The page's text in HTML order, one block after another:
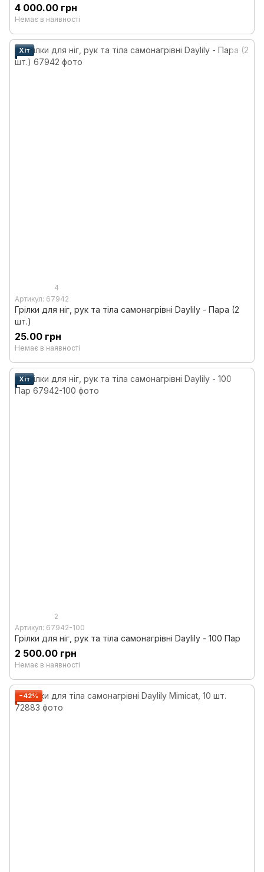
4 000.00 грн
Немає в наявності
Хіт
4
Артикул: 67942
Грілки для ніг, рук та тіла самонагрівні Daylily - Пара (2
шт.)
25.00 грн
Немає в наявності
Хіт
2
Артикул: 67942-100
Грілки для ніг, рук та тіла самонагрівні Daylily - 100 Пар
2 500.00 грн
Немає в наявності
−42%